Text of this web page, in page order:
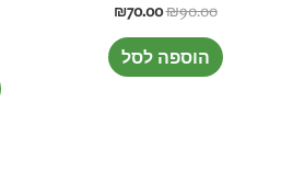
₪90.00
₪70.00
הוספה לסל